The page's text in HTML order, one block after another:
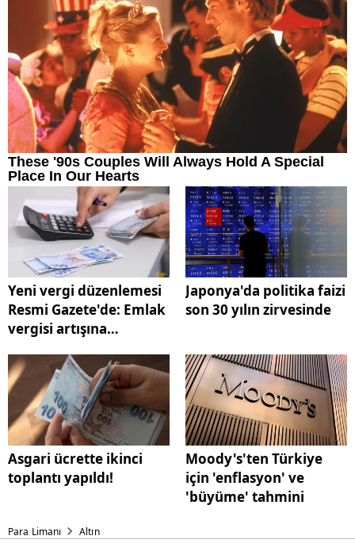
Yeni vergi düzenlemesi
Resmi Gazete'de: Emlak
vergisi artışına
Japonya'da politika faizi
son 30 yılın zirvesinde
Asgari ücrette ikinci
toplantı yapıldı!
Moody's'ten Türkiye
için 'enflasyon' ve
'büyüme' tahmini
Para Limanı Altın